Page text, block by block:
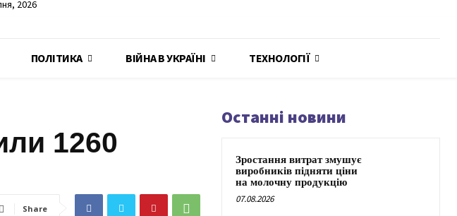
2026
ПОЛІТИКА ВІЙНА В УКРАЇНІ ТЕХНОЛОГІЇ
1260
Share
Останні новини
Зростання витрат змушує
виробників підняти ціни
на молочну продукцію
07.08.2026